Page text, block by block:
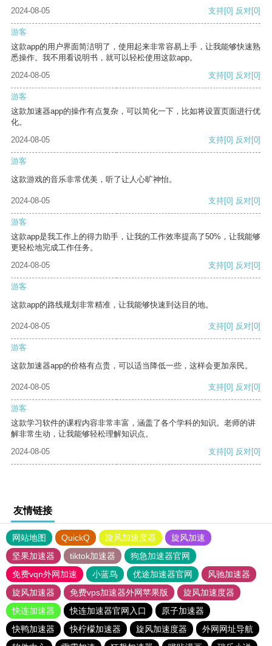
2024-08-05 支持[0] 反对[0]
游客
这款app的用户界面简洁明了，使用起来非常容易上手，让我能够快速熟
悉操作。我不用看说明书，就可以轻松使用这款app。
2024-08-05
支持[0] 反对[0]
游客
这款加速器app的操作有点复杂，可以简化一下，比如将设置页面进行优
化。
2024-08-05
支持[0] 反对[0]
游客
这款游戏的音乐非常优美，听了让人心旷神怡。
2024-08-05 支持[0] 反对[0]
游客
这款app是我工作上的得力助手，让我的工作效率提高了50%，让我能够
更轻松地完成工作任务。
2024-08-05
支持[0] 反对[0]
游客
这款app的路线规划非常精准，让我能够快速到达目的地。
2024-08-05 支持[0] 反对[0]
游客
这款加速器app的价格有点贵，可以适当降低一些，这样会更加亲民。
2024-08-05 支持[0] 反对[0]
游客
这款学习软件的课程内容非常丰富，涵盖了各个学科的知识。老师的讲
解非常生动，让我能够轻松理解知识点。
2024-08-05
支持[0] 反对[0]
友情链接
网站地图 QuickQ 旋风加速度器
旋风加速
坚果加速器
tiktok加速器
狗急加速器官网
免费vqn外网加速
小蓝鸟 优途加速器官网
风驰加速器
旋风加速器
免费vps加速器外网苹果版
旋风加速度器
快连加速器
快连加速器官网入口
原子加速器
快鸭加速器
快柠檬加速器 旋风加速度器
外网网址导航